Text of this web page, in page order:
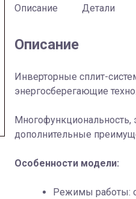
Описание Детали
Описание
Инверторные сплит-
энергосберегающие
дополнительные
Особенности модели:
Режимы работы: